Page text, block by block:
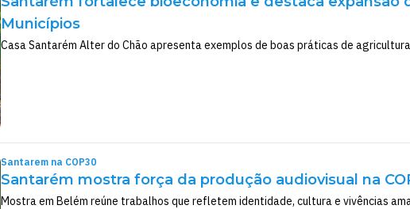
Municípios
Casa Santarém Alter do Chão apresenta exemplos de boas práticas de
Santarem na COP30
Santarém mostra força da produção audiovisual na
Mostra em Belém reúne trabalhos que refletem identidade, cultura e vivências